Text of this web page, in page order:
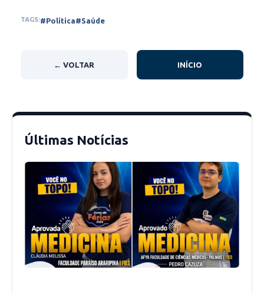
sociedade o seu estado de saúde.
TAGS:#Política#Saúde
← VOLTAR INÍCIO
Últimas Notícias